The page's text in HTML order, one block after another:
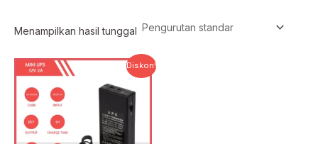
Menampilkan hasil tunggal
Diskon!
Harga
aslinya
adalah:
Rp350.000.
Harga
saat
ini
adalah:
Rp270.000.